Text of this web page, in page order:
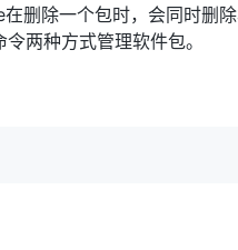
删除一个包时，会同时删
两种方式管理软件包。